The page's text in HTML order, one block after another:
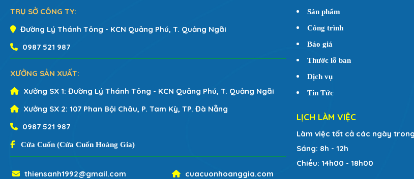
TRỤ SỞ CÔNG TY:
Đường Lý Thánh Tông - KCN Quảng Phú, T. Quảng Ngãi
0987 521 987
XƯỞNG SẢN XUẤT:
Xưởng SX 1: Đường Lý Thánh Tông - KCN Quảng Phú, T. Quảng Ngãi
Xưởng SX 2: 107 Phan Bội Châu, P. Tam Kỳ, TP. Đà Nẵng
0987 521 987
Cửa Cuốn (Cửa Cuốn Hoàng Gia)
thiensanh1992@gmail.com cuacuonhoanggia.com
Sản phẩm
Công trình
Báo giá
Thước lỗ ban
Dịch vụ
Tin Tức
LỊCH LÀM VIỆC
Làm việc tất cả các ngày
Sáng: 8h - 12h
Chiều: 14h00 - 18h00